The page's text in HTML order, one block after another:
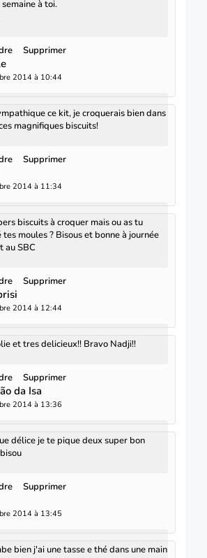
semaine à toi.
Supprimer
2014 à 10:44
ce kit, je croquerais bien dans
magnifiques biscuits!
Supprimer
2014 à 11:34
biscuits à croquer mais ou as tu
tes moules ? Bisous et bonne à journée
au SBC
Supprimer
2014 à 12:44
et tres delicieux!! Bravo Nadji!!
Supprimer
da Isa
2014 à 13:36
délice je te pique deux super bon
Supprimer
2014 à 13:45
bien j'ai une tasse e thé dans une main